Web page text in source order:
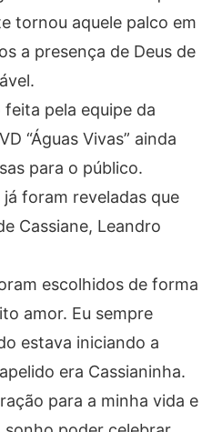
tornou aquele palco em
a presença de Deus de
pela equipe da
“Águas Vivas” ainda
para o público.
foram reveladas que
Cassiane, Leandro
escolhidos de forma
amor. Eu sempre
estava iniciando a
era Cassianinha.
para a minha vida e